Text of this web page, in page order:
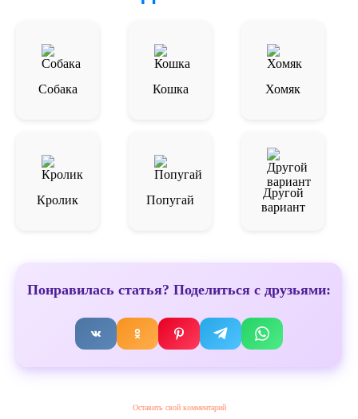
Собака Кошка Хомяк
Кролик Попугай
Другой
вариант
Понравилась статья? Поделиться с друзьями:
Оставить свой комментарий